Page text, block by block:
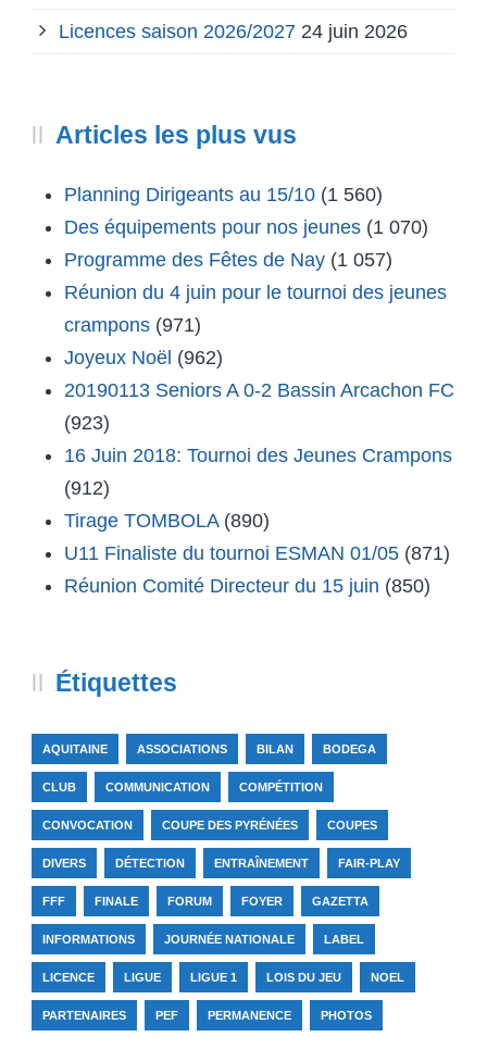
Licences saison 2026/2027 24 juin 2026
Articles les plus vus
Planning Dirigeants au 15/10 (1 560)
Des équipements pour nos jeunes (1 070)
Programme des Fêtes de Nay (1 057)
Réunion du 4 juin pour le tournoi des jeunes
crampons (971)
Joyeux Noël (962)
20190113 Seniors A 0-2 Bassin Arcachon FC
(923)
16 Juin 2018: Tournoi des Jeunes Crampons
(912)
Tirage TOMBOLA (890)
U11 Finaliste du tournoi ESMAN 01/05 (871)
Réunion Comité Directeur du 15 juin (850)
Étiquettes
AQUITAINE ASSOCIATIONS BILAN BODEGA
CLUB COMMUNICATION COMPÉTITION
CONVOCATION COUPE DES PYRÉNÉES COUPES
DIVERS DÉTECTION ENTRAÎNEMENT FAIR-PLAY
FFF FINALE FORUM FOYER GAZETTA
INFORMATIONS JOURNÉE NATIONALE LABEL
LICENCE LIGUE LIGUE 1 LOIS DU JEU NOEL
PARTENAIRES PEF PERMANENCE PHOTOS